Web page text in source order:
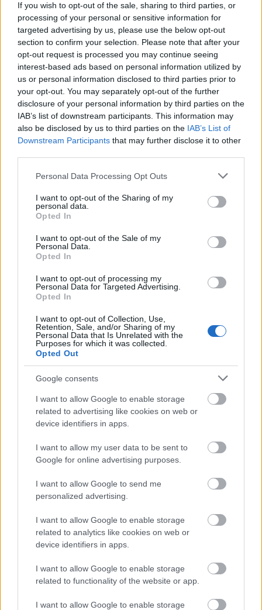
If you wish to opt-out of the sale, sharing to third parties, or
processing of your personal or sensitive information for
targeted advertising by us, please use the below opt-out
section to confirm your selection. Please note that after your
opt-out request is processed you may continue seeing
interest-based ads based on personal information utilized by
us or personal information disclosed to third parties prior to
your opt-out. You may separately opt-out of the further
disclosure of your personal information by third parties on the
IAB’s list of downstream participants. This information may
also be disclosed by us to third parties on the IAB’s List of
Downstream Participants that may further disclose it to other
Please note that this website/app uses one or more Google
not limited to your visit or usage behaviour. You may click to
grant or deny consent to Google and its third-party tags to
use your data for below specified purposes in below Google
consent section.
Personal Data Processing Opt Outs
I want to opt-out of the Sharing of my
personal data.
Opted In
I want to opt-out of the Sale of my
Personal Data.
Opted In
I want to opt-out of processing my
Personal Data for Targeted Advertising.
Opted In
I want to opt-out of Collection, Use,
Retention, Sale, and/or Sharing of my
Personal Data that Is Unrelated with the
Purposes for which it was collected.
Opted Out
Google consents
I want to allow Google to enable storage
related to advertising like cookies on web or
device identifiers in apps.
I want to allow my user data to be sent to
Google for online advertising purposes.
I want to allow Google to send me
personalized advertising.
I want to allow Google to enable storage
related to analytics like cookies on web or
device identifiers in apps.
I want to allow Google to enable storage
related to functionality of the website or app.
I want to allow Google to enable storage
annyira egyértelműen magyar a szó megjelenése.
Persze, azért van a két pont, hogy ki kelljen mondani
az i-t, hogy ne „anté” legyen, hanem legalább „antai”.
Azért egy kicsit Hantai Simon úgy marad meg
nekem, hogy „ő az apja”, majdnem mint a klasszikus
Mendelssohn-helyzetben, ahol a bankár papa, a
filozófus és a zeneszerző között azt mondta: fiatalon
az apám fia voltam, mostanra a fiam apja lettem.
A megnyitón tehát zenéltek, hogy hogyan, azt nehéz
volna megmondani, mert a múzeum román
csarnoka visszhangzik is, nagyon magas is, a
fuvolából fölszállt a hang a magasba, aztán valami
bugyogásként tért onnét vissza. Nem baj, nem is ez
majd vissza, hogy csodálatos élmény volt.
Címkék:Szépművészeti Múzeum Hantai Simon